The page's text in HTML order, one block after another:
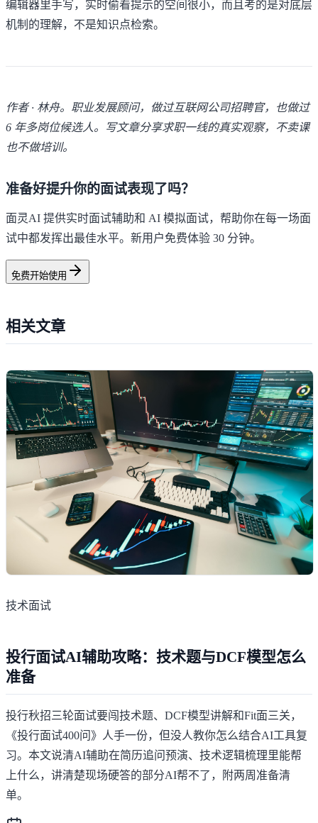
编辑器里手写，实时偷看提示的空间很小，而且考的是对底层
机制的理解，不是知识点检索。
作者 · 林舟。职业发展顾问，做过互联网公司招聘官，也做过
6 年多岗位候选人。写文章分享求职一线的真实观察，不卖课
也不做培训。
准备好提升你的面试表现了吗？
面灵AI 提供实时面试辅助和 AI 模拟面试，帮助你在每一场面
试中都发挥出最佳水平。新用户免费体验 30 分钟。
免费开始使用
相关文章
技术面试
投行面试AI辅助攻略：技术题与DCF模型怎么
准备
投行秋招三轮面试要闯技术题、DCF模型讲解和Fit面三关，
《投行面试400问》人手一份，但没人教你怎么结合AI工具复
习。本文说清AI辅助在简历追问预演、技术逻辑梳理里能帮
上什么，讲清楚现场硬答的部分AI帮不了，附两周准备清
单。